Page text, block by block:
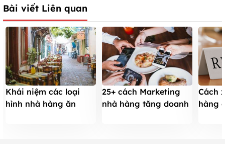
Bài viết Liên quan
Khái niệm các loại
hình nhà hàng ăn
25+ cách Marketing
nhà hàng tăng doanh
Cách
hàng